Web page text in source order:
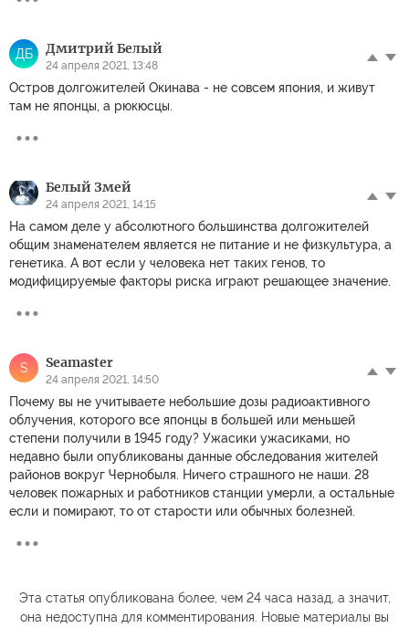
ДБ Дмитрий Белый
24 апреля 2021, 13:48
Остров долгожителей Окинава - не совсем япония, и живут
там не японцы, а рюкюсцы.
Белый Змей
24 апреля 2021, 14:15
На самом деле у абсолютного большинства долгожителей
общим знаменателем является не питание и не физкультура, а
генетика. А вот если у человека нет таких генов, то
модифицируемые факторы риска играют решающее значение.
S Seamaster
24 апреля 2021, 14:50
Почему вы не учитываете небольшие дозы радиоактивного
облучения, которого все японцы в большей или меньшей
степени получили в 1945 году? Ужасики ужасиками, но
недавно были опубликованы данные обследования жителей
районов вокруг Чернобыля. Ничего страшного не наши. 28
человек пожарных и работников станции умерли, а остальные
если и помирают, то от старости или обычных болезней.
Эта статья опубликована более, чем 24 часа назад, а значит,
она недоступна для комментирования. Новые материалы вы